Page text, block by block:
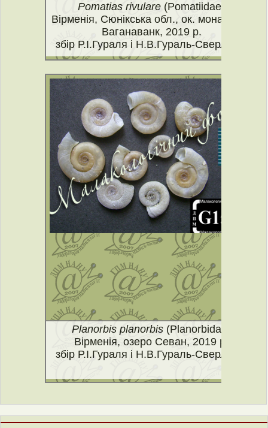
Pomatias rivulare (Pomatiidae)
Вірменія, Сюнікська обл., ок. монастиря
Ваганаванк, 2019 р.
збір Р.І.Гураля і Н.В.Гураль-Сверлової
Planorbis planorbis (Planorbidae)
Вірменія, озеро Севан, 2019 р.
збір Р.І.Гураля і Н.В.Гураль-Сверлової